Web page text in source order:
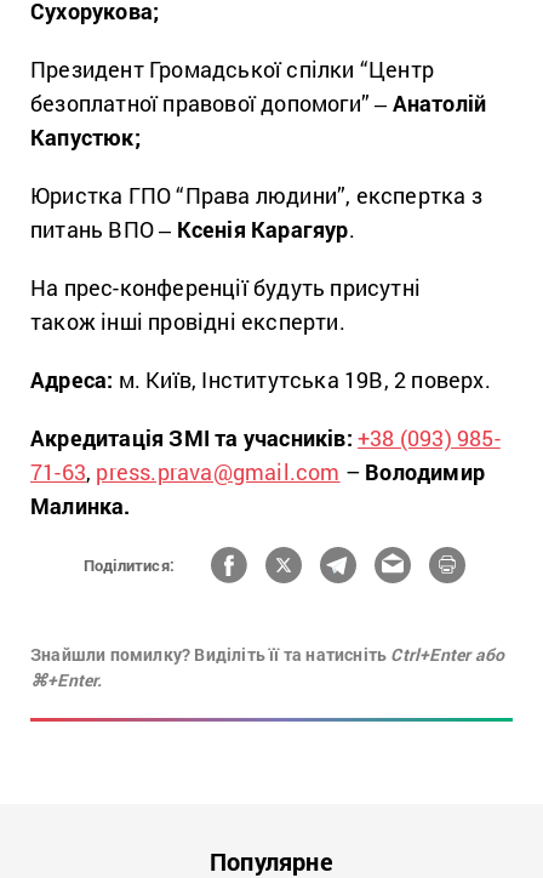
Сухорукова;
Президент Громадської спілки “Центр
безоплатної правової допомоги” ‒ Анатолій
Капустюк;
Юристка ГПО “Права людини”, експертка з
питань ВПО ‒ Ксенія Карагяур.
На прес-конференції будуть присутні
також інші провідні експерти.
Адреса: м. Київ, Інститутська 19В, 2 поверх.
Акредитація ЗМІ та учасників: +38 (093) 985-
71-63, press.prava@gmail.com – Володимир
Малинка.
Поділитися:
Знайшли помилку? Виділіть її та натисніть Ctrl+Enter або
⌘+Enter.
Популярне